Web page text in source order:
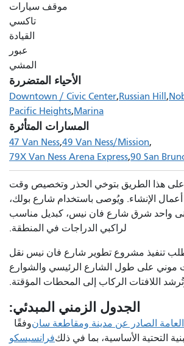
موقف سيارات
تاكسي
القيادة
عبور
المشي
الأحياء المتضررة
Downtown / Civic Center Russian Hill
Pacific Heights Marina
المسارات المتأثرة
47 Van Ness 49 Van Ness/Mission
79X Van Ness Arena Express 90 San
هذا الطريق بتوخي الحذر وتخصيص وقت
أعمال الإنشاء. ويُوصى باستخدام شارع بولك،
واحد شرق شارع فان نيس، كبديل مناسب
لراكبي الدراجات في المنطقة.
تنفيذ مشروع تطوير شارع فان نيس نقل
على طول الشارع الرئيسي والشوارع
وتُرشد اللافتات الركاب إلى المحطات المؤقتة.
الجدول الزمني المبدئي:
وفقًاالصادر عن مدينة ومقاطعة سان
فرانسيسكوالتحتية الأساسية، بما في ذلك